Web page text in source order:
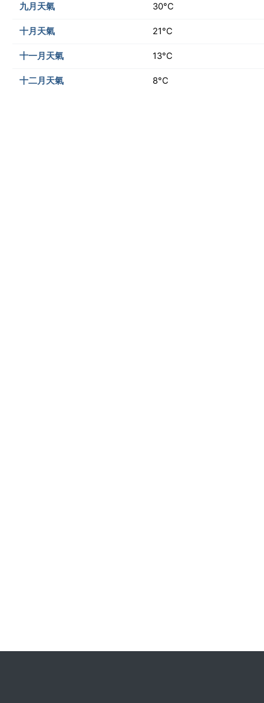
九月天氣 30°C
十月天氣 21°C
十一月天氣 13°C
十二月天氣 8°C